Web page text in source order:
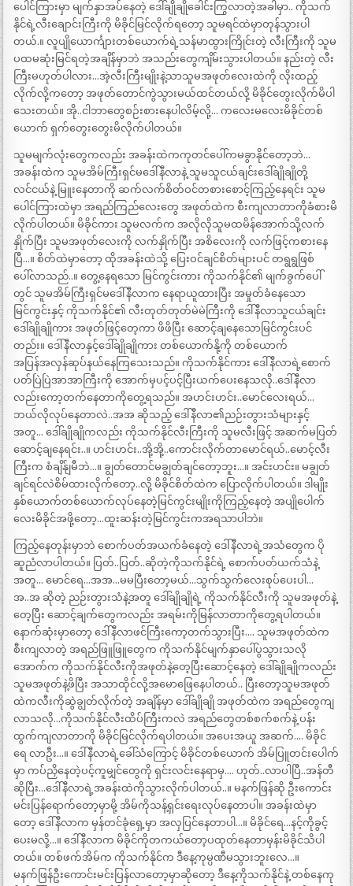
ပေါင်ကြားမှာ မျက်နှာအပ်နေတဲ့ ဒေါ်ချိုချိုခေါင်းကြွလာတဲ့အခါမှာ.. ကိုသက်
နိုင်ရဲ့လီးချောင်းကြီးကို မိခိုင်မြင်လိုက်ရတော့ သူမရင်ထဲမှာတုန်သွားပါ
တယ်.။ လူပျိုယောင်္ကျားတစ်ယောက်ရဲ့သန်မာထွားကြိုင်းတဲ့ လီးကြီးကို သူမ
ပထမဆုံးမြင်ရတဲ့အချိန်မှာဘဲ အသည်းတွေကျိမ်းသွားပါတယ်။ နည်းတဲ့ လီး
ကြီးမဟုတ်ပါလား…အဲ့လီးကြီးမျိုးနဲ့သာသူမအဖုတ်လေးထဲကို လိုးထည့်
လိုက်လို့ကတော့ အဖုတ်တောင်ကွဲသွားမယ်ထင်တယ်လို့ မိခိုင်တွေးလိုက်မိပါ
သေးတယ်။ အို..ငါဘာတွေစဉ်းစားနေပါလိမ့်လို့… ကလေးမလေးမိခိုင်တစ်
ယောက် ရှက်တွေးတွေးမိလိုက်ပါတယ်။
သူမမျက်လုံးတွေကလည်း အခန်းထဲကကုတင်ပေါ်ကမခွာနိုင်တော့ဘဲ…
အခန်းထဲက သူမအိမ်ကြီးရှင်မဒေါ်နီလာနဲ့ သူမသူငယ်ချင်းဒေါ်ချိုချိုတို့
လင်ငယ်နဲ့ မြူးနေတာကို ဆက်လက်စိတ်ဝင်တစားစောင့်ကြည့်နေရင်း သူမ
ပေါင်ကြားထဲမှာ အရည်ကြည်လေးတွေ အဖုတ်ထဲက စီးကျလာတာကိုခံစားမိ
လိုက်ပါတယ်။ မိခိုင်ကား သူမလက်က အလိုလိုသူမထမိန်အောက်သို့လက်
နှိုက်ပြီး သူမအဖုတ်လေးကို လက်နှိုက်ပြီး အစိလေးကို လက်ဖြင့်ကစားနေ
ပြီ…။ စိတ်ထဲမှာတော့ ထိုအခန်းထဲသို့ ပြေးဝင်ချင်စိတ်များပင် တရွရွဖြစ်
ပေါ်လာသည်..။ တွေ့နေရသော မြင်ကွင်းကား ကိုသက်နိုင်၏ မျက်ခွက်ပေါ်
တွင် သူမအိမ်ကြီးရှင်မဒေါ်နီလာက နေရာယူထားပြီး အမှုတ်ခံနေသော
မြင်ကွင်းနှင့် ကိုသက်နိုင်၏ လီးတုတ်တုတ်မဲမဲကြီးကို ဒေါ်နီလာသူငယ်ချင်း
ဒေါ်ချိုချိုကား အဖုတ်ဖြင့်တေ့ကာ ဖိဖိပြီး ဆောင့်ချနေသောမြင်ကွင်းပင်
တည်း။ ဒေါ်နီလာနှင့်ဒေါ်ချိုချိုကား တစ်ယောက်နို့ကို တစ်ယောက်
အပြန်အလှန်ဆုပ်နယ်နေကြသေးသည်။ ကိုသက်နိုင်ကား ဒေါ်နီလာရဲ့စောက်
ပတ်ပြဲပြဲအာအာကြီးကို အောက်မှပင့်ပင့်ပြီးယက်ပေးနေသလို..ဒေါ်နီလာ
လည်းကော့တက်နေတာကိုတွေ့ရသည်။ အဟင်းဟင်း..မောင်လေးရယ်…
ဘယ်လိုလုပ်နေတာလဲ..အအ ဆိုသည့် ဒေါ်နီလာ၏ညဉ်းတွားသံများနှင့်
အတူ… ဒေါ်ချိုချိုကလည်း ကိုသက်နိုင်လီးကြီးကို သူမလီးဖြင့် အဆက်မပြတ်
ဆောင့်ချနေရင်း..။ ဟင်းဟင်း..အို့အို့..ကောင်းလိုက်တာမောင်ရယ်..မောင့်လီး
ကြီးက စံချိန်ျမီဘဲ…။ ချွတ်တောင်မချွတ်ချင်တော့ဘူး…။ အင်းဟင်း။ မချွတ်
ချင်ရင်လဲစိမ်ထားလိုက်တော့..လို့ မိခိုင်စိတ်ထဲက ပြောလိုက်ပါတယ်။ ဒါမျိုး
နှစ်ယောက်တစ်ယောက်လုပ်နေတဲ့မြင်ကွင်းမျိုးကိုကြည့်နေတဲ့ အပျိုပေါက်
လေးမိခိုင်အဖို့တော့…ထူးဆန်းတဲ့မြင်ကွင်းကအရသာပါဘဲ။
ကြည့်နေတုန်းမှာဘဲ စောက်ပတ်အယက်ခံနေတဲ့ ဒေါ်နီလာရဲ့အသံတွေက ပို
ဆူညံလာပါတယ်။ ပြတ်..ပြတ်..ဆိုတဲ့ကိုသက်နိုင်ရဲ့ စောက်ပတ်ယက်သံနဲ့
အတူ… မောင်ရေ…အအ…မမပြီးတော့မယ်…သွက်သွက်လေးစုပ်ပေးပါ…
အ..အ ဆိုတဲ့ ညဉ်းတွားသံနဲ့အတူ ဒေါ်ချိုချိုရဲ့ ကိုသက်နိုင်လီးကို သူမအဖုတ်နဲ့
တေ့ပြီး ဆောင့်ချက်တွေကလည်း အရမ်းကိုမြန်လာတာကိုတွေ့ရပါတယ်။
နောက်ဆုံးမှာတော့ ဒေါ်နီလာဖင်ကြီးကော့တက်သွားပြီး…. သူမအဖုတ်ထဲက
စီးကျလာတဲ့ အရည်ဖြူဖြူတွေက ကိုသက်နိုင်မျက်နှာပေါ်ပွသွားသလို
အောက်က ကိုသက်နိုင်လီးကိုအဖုတ်နဲ့တေ့ပြီးဆောင့်နေတဲ့ ဒေါ်ချိုချိုကလည်း
သူမအဖုတ်နဲ့ဖိပြီး အသာထိုင်လို့အမောဖြေနေပါတယ်.. ပြီးတော့သူမအဖုတ်
ထဲကလီးကိုဆွဲချွတ်လိုက်တဲ့ အချိန်မှာ ဒေါ်ချိုချို အဖုတ်ထဲက အရည်တွေကျ
လာသလို…ကိုသက်နိုင်လီးထိပ်ကြီးကလဲ အရည်တွေတစ်စက်စက်နဲ့ ပန်း
ထွက်ကျလာတာကို မိခိုင်မြင်လိုက်ရပါတယ်။ အပေးအယူ အဆက်…. မိခိုင်
ရေ လာဦး…။ ဒေါ်နီလာရဲ့ခေါ်သံကြောင့် မိခိုင်တစ်ယောက် အိမ်ပြူတင်းပေါက်
မှာ ကပ်ညှိနေတဲ့ပင့်ကူမျှင်တွေကို ရှင်းလင်းနေရာမှ…. ဟုတ်..လာပါပြီ..အန်တီ
ဆိုပြီး…ဒေါ်နီလာရဲ့အခန်းထဲကိုသွားလိုက်ပါတယ်..။ မနက်ဖြန်ဆို ဦးကောင်း
မင်းပြန်ရောက်တော့မှာမို့ အိမ်ကိုသန့်ရှင်းရေးလုပ်နေတာပါ။ အခန်းထဲမှာ
တော့ ဒေါ်နီလာက မှန်တင်ခုံရှေ့မှာ အလှပြင်နေတာပါ…။ မိခိုင်ရေ…နင့်ကိုခွင့်
ပေးမလို့…။ ဒေါ်နီလာက မိခိုင်ကိုတကယ်တော့ပထုတ်နေတာမှန်းမိခိုင်သိပါ
တယ်။ တစ်ဖက်အိမ်က ကိုသက်နိုင်က ဒီနေ့ကုမ္ပဏီမသွားဘူးလေ…။
မနက်ဖြန်ဦးကောင်းမင်းပြန်လာတော့မှာဆိုတော့ ဒီနေ့ကိုသက်နိုင်နဲ့ တစ်နေကု